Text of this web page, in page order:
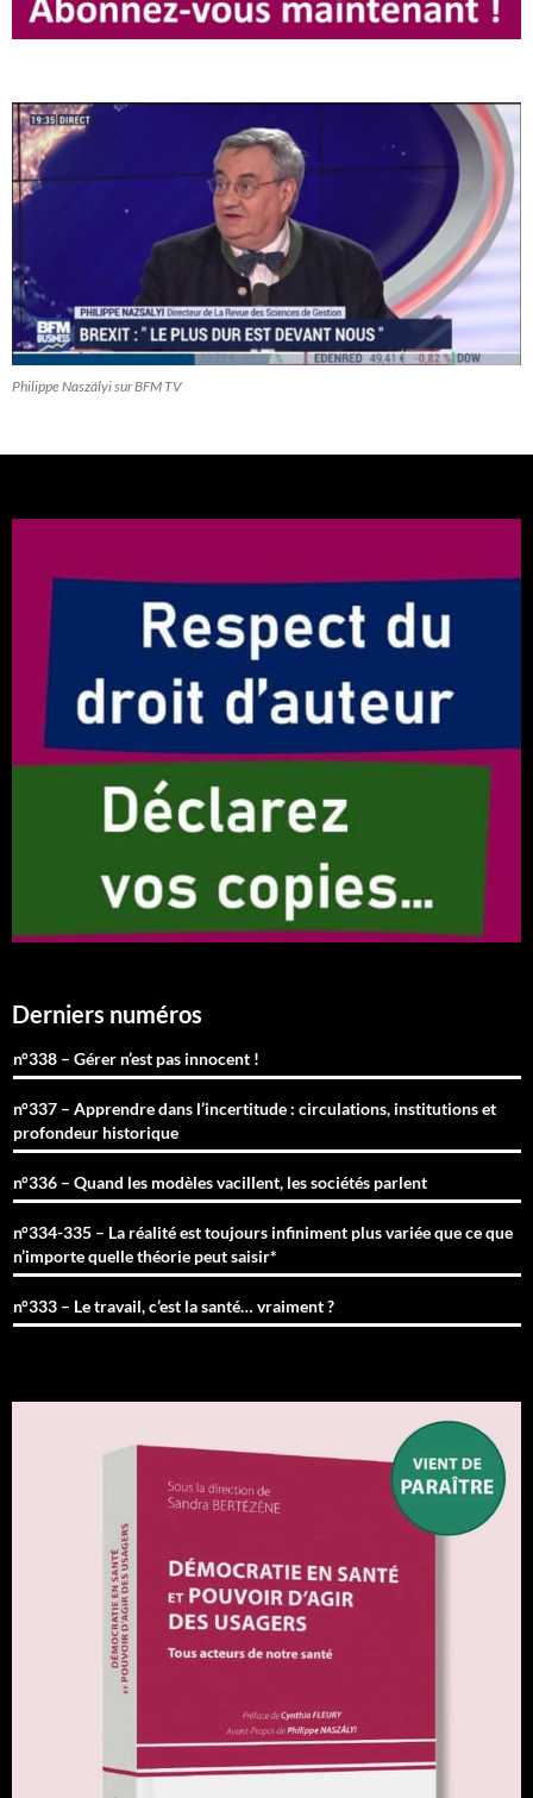
Philippe Naszályi sur BFM TV
Derniers numéros
n°338 – Gérer n’est pas innocent !
n°337 – Apprendre dans l’incertitude : circulations, institutions et
profondeur historique
n°336 – Quand les modèles vacillent, les sociétés parlent
n°334-335 – La réalité est toujours infiniment plus variée que ce que
n’importe quelle théorie peut saisir*
n°333 – Le travail, c’est la santé… vraiment ?